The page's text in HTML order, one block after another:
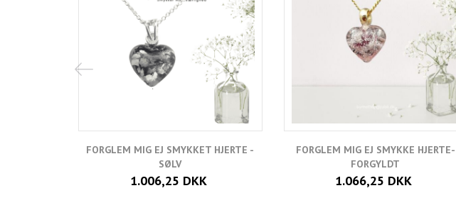
FORGLEM MIG EJ SMYKKET HJERTE -
SØLV
1.006,25 DKK
FORGLEM MIG EJ SMYKKE HJERTE-
FORGYLDT
1.066,25 DKK